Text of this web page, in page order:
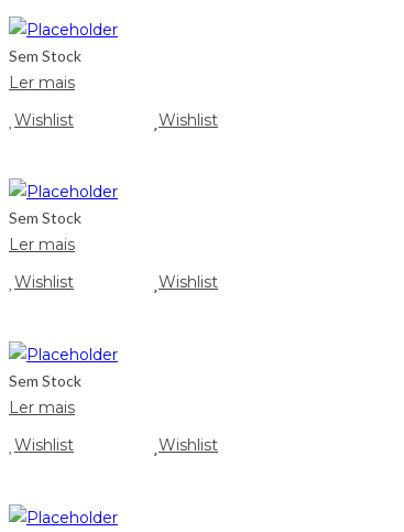
Sem Stock
Ler mais
Wishlist
Wishlist
Sem Stock
Ler mais
Wishlist
Wishlist
Sem Stock
Ler mais
Wishlist
Wishlist